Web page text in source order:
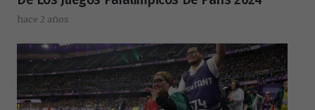
hace 2 años